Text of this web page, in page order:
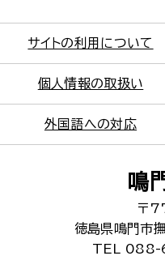
サイトの利用について
個人情報の取扱い
外国語への対応
鳴
〒
徳島県鳴門市
TEL 088-